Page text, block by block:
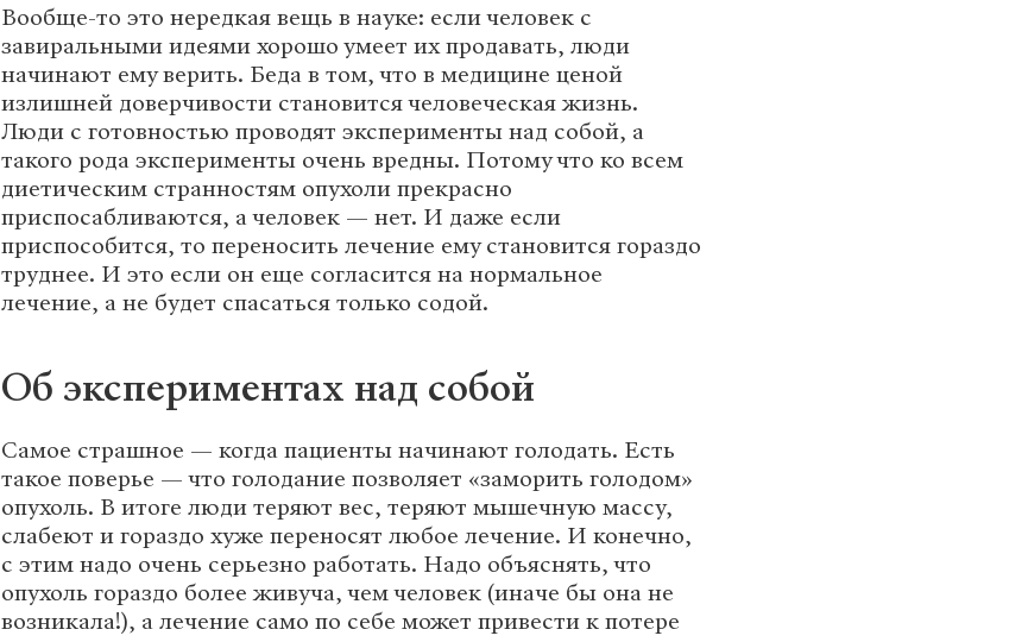
Вообще-то это нередкая вещь в науке: если человек с
завиральными идеями хорошо умеет их продавать, люди
начинают ему верить. Беда в том, что в медицине ценой
излишней доверчивости становится человеческая жизнь.
Люди с готовностью проводят эксперименты над собой, а
такого рода эксперименты очень вредны. Потому что ко всем
диетическим странностям опухоли прекрасно
приспосабливаются, а человек — нет. И даже если
приспособится, то переносить лечение ему становится гораздо
труднее. И это если он еще согласится на нормальное
лечение, а не будет спасаться только содой.
Об экспериментах над собой
Самое страшное — когда пациенты начинают голодать. Есть
такое поверье — что голодание позволяет «заморить голодом»
опухоль. В итоге люди теряют вес, теряют мышечную массу,
слабеют и гораздо хуже переносят любое лечение. И конечно,
с этим надо очень серьезно работать. Надо объяснять, что
опухоль гораздо более живуча, чем человек (иначе бы она не
возникала!), а лечение само по себе может привести к потере